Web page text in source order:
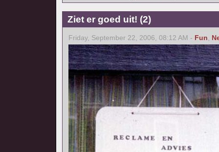
Ziet er goed uit! (2)
Friday, September 22, 2006, 08:12 AM - Fun,